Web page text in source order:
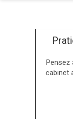
Pensez
cabinet